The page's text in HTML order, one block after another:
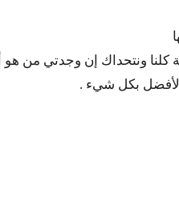
كلنا ونتحداك إن وجدتي من
بكل شيء .